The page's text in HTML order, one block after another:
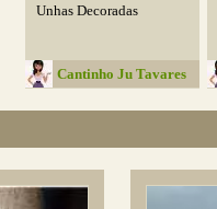
Unhas Decoradas
Cantinho Ju Tavares